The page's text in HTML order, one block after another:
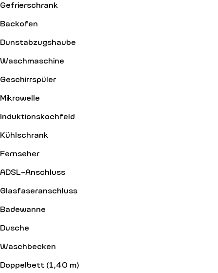
Gefrierschrank
Backofen
Dunstabzugshaube
Waschmaschine
Geschirrspüler
Mikrowelle
Induktionskochfeld
Kühlschrank
Fernseher
ADSL-Anschluss
Glasfaseranschluss
Badewanne
Dusche
Waschbecken
Doppelbett (1,40 m)